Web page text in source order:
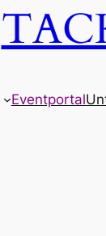
Eventportal